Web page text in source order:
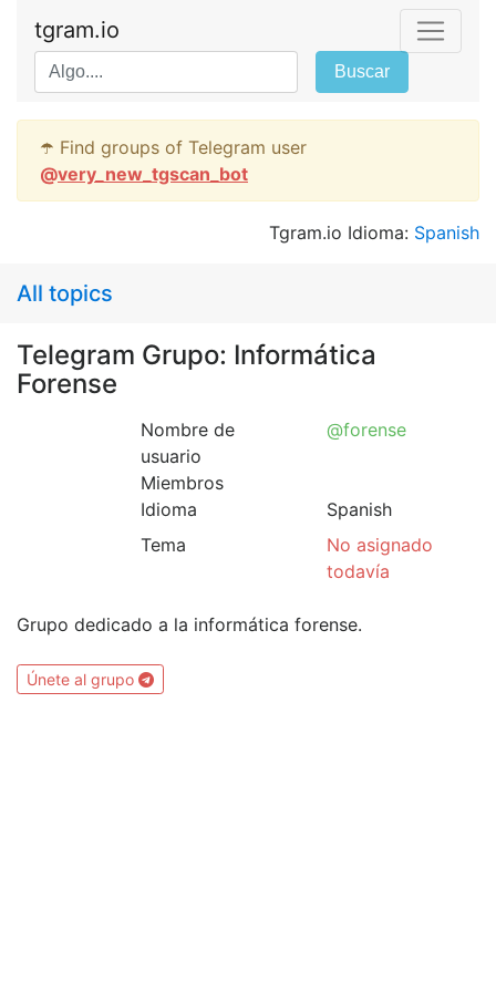
tgram.io
Buscar
☂️ Find groups of Telegram user
@very_new_tgscan_bot
Tgram.io Idioma: Spanish
All topics
Telegram Grupo: Informática
Forense
Nombre de
usuario
@forense
Miembros
Idioma
Spanish
Tema
No asignado
todavía
Grupo dedicado a la informática forense.
Únete al grupo